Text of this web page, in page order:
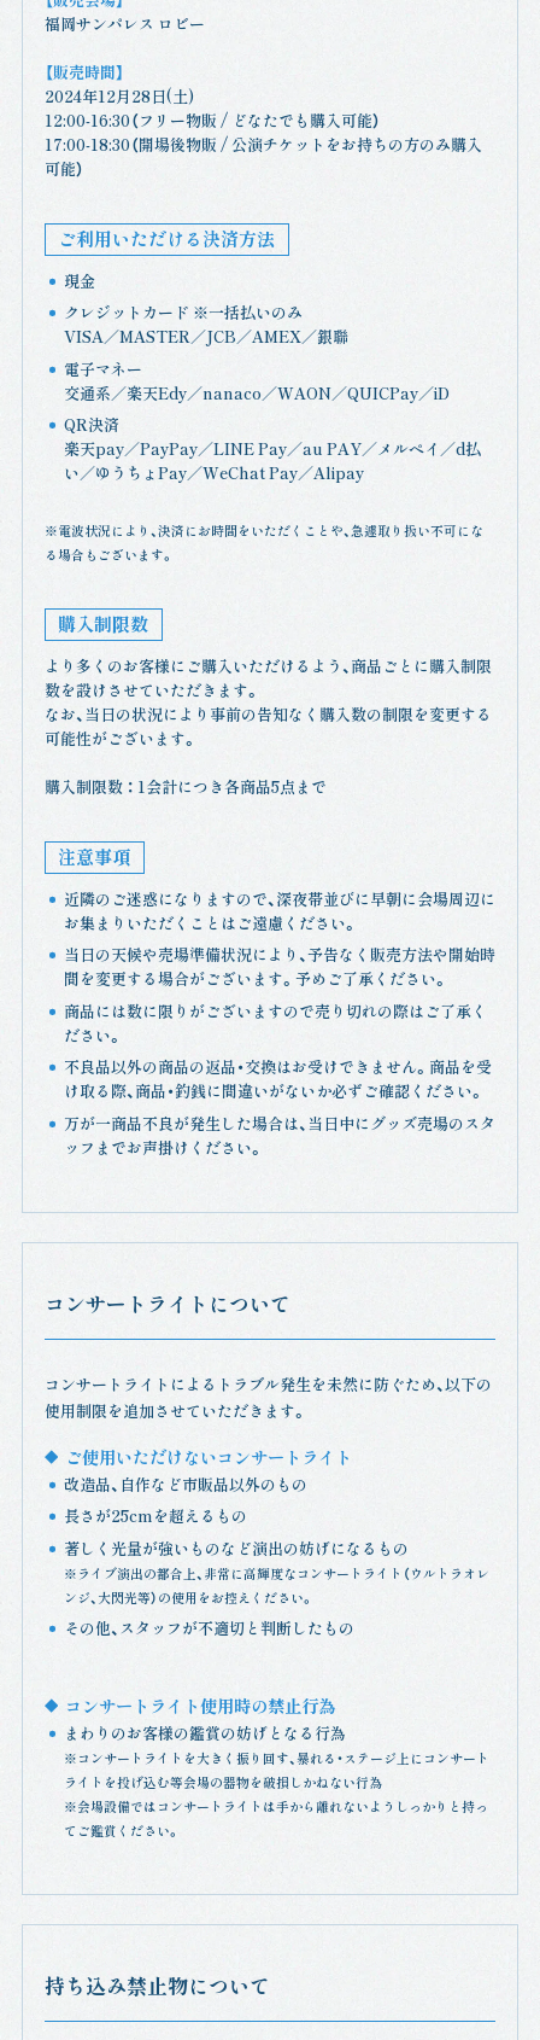
福岡サンパレス ロビー
【販売時間】
2024年12月28日(土)
12:00-16:30（フリー物販 / どなたでも購入可能）
17:00-18:30（開場後物販 / 公演チケットをお持ちの方のみ購入
可能）
ご利用いただける決済方法
現金
クレジットカード ※一括払いのみ
VISA／MASTER／JCB／AMEX／銀聯
電子マネー
交通系／楽天Edy／nanaco／WAON／QUICPay／iD
QR決済
楽天pay／PayPay／LINE Pay／au PAY／メルペイ／d払
い／ゆうちょPay／WeChat Pay／Alipay
※電波状況により、決済にお時間をいただくことや、急遽取り扱い不可にな
る場合もございます。
購入制限数
より多くのお客様にご購入いただけるよう、商品ごとに購入制限
数を設けさせていただきます。
なお、当日の状況により事前の告知なく購入数の制限を変更する
可能性がございます。
購入制限数 ： 1会計につき各商品5点まで
注意事項
近隣のご迷惑になりますので、深夜帯並びに早朝に会場周辺に
お集まりいただくことはご遠慮ください。
当日の天候や売場準備状況により、予告なく販売方法や開始時
間を変更する場合がございます。予めご了承ください。
商品には数に限りがございますので売り切れの際はご了承く
ださい。
不良品以外の商品の返品・交換はお受けできません。商品を受
け取る際、商品・釣銭に間違いがないか必ずご確認ください。
万が一商品不良が発生した場合は、当日中にグッズ売場のスタ
ッフまでお声掛けください。
コンサートライトについて
コンサートライトによるトラブル発生を未然に防ぐため、以下の
使用制限を追加させていただきます。
ご使用いただけないコンサートライト
改造品、自作など市販品以外のもの
長さが25cmを超えるもの
著しく光量が強いものなど演出の妨げになるもの
※ライブ演出の都合上、非常に高輝度なコンサートライト（ウルトラオレ
ンジ、大閃光等）の使用をお控えください。
その他、スタッフが不適切と判断したもの
コンサートライト使用時の禁止行為
まわりのお客様の鑑賞の妨げとなる行為
※コンサートライトを大きく振り回す、暴れる・ステージ上にコンサート
ライトを投げ込む等会場の器物を破損しかねない行為
※会場設備ではコンサートライトは手から離れないようしっかりと持っ
てご鑑賞ください。
持ち込み禁止物について